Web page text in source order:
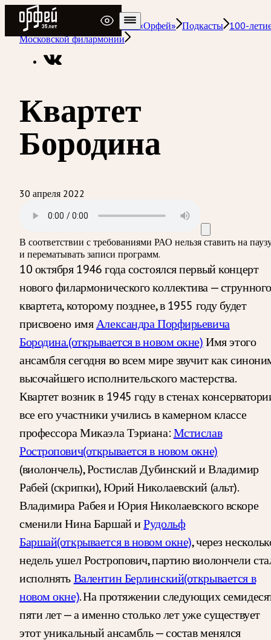
Радио Орфей
Радио классической музыки «Орфей» Подкасты 100-
Московской филармонии
Квартет
Бородина
30 апреля 2022
В соответствии с требованиями РАО нельзя ставить на
и перематывать записи программ.
10 октября 1946 года состоялся первый концерт
нового филармонического коллектива — струнного
квартета, которому позднее, в 1955 году будет
присвоено имяАлександра Порфирьевича
Бородина.(открывается в новом окне)Имя этого
ансамбля сегодня во всем мире звучит как
высочайшего исполнительского мастерства.
Квартет возник в 1945 году в стенах
все его участники учились в камерном классе
профессора Микаэла Тэриана:Мстислав
Ростропович(открывается в новом окне)
(виолончель), Ростислав Дубинский и Владимир
Рабей (скрипки), Юрий Николаевский (альт).
Владимира Рабея и Юрия Николаевского вскоре
сменили Нина Баршай иРудольф
Баршай(открывается в новом окне), через
недель ушел Ростропович, партию виолончели
исполнятьВалентин Берлинский(открывается в
новом окне). На протяжении следующих
пяти лет — а именно столько лет уже существует
этот уникальный ансамбль — состав менялся